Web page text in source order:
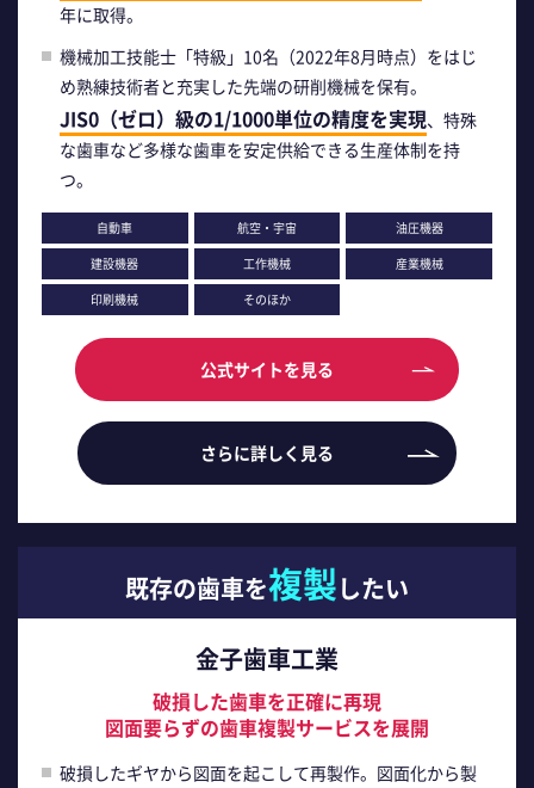
年に取得。
機械加工技能士「特級」10名（2022年8月時点）をはじ
め熟練技術者と充実した先端の研削機械を保有。
JIS0（ゼロ）級の1/1000単位の精度を実現、特殊
な歯車など多様な歯車を安定供給できる生産体制を持
つ。
自動車 航空・宇宙
油圧機器
建設機器
工作機械
産業機械
印刷機械
そのほか
公式サイトを見る
さらに詳しく見る
既存の歯車を複製したい
金子歯車工業
破損した歯車を正確に再現
図面要らずの歯車複製サービスを展開
破損したギヤから図面を起こして再製作。図面化から製